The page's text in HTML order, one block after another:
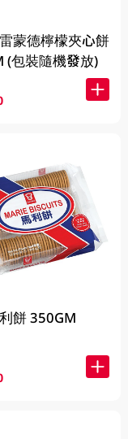
蒙德檸檬夾心餅
(包裝隨機發放)
餅 350GM